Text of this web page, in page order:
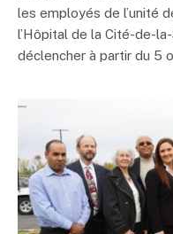
les employés de l’unité
l’Hôpital de la Cité-de-
déclencher à partir du 5